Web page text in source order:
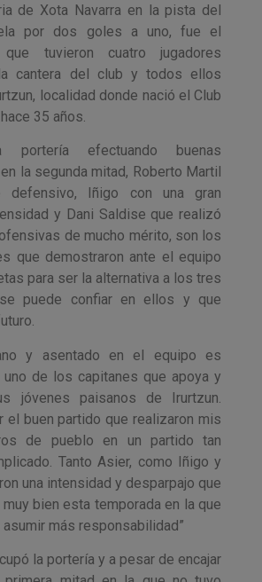
de Xota Navarra en la pista del
por dos goles a uno, fue el
que tuvieron cuatro jugadores
cantera del club y todos ellos
localidad donde nació el Club
35 años.
efectuando buenas
la segunda mitad, Roberto Martil
defensivo, Iñigo con una gran
y Dani Saldise que realizó
de mucho mérito, son los
que demostraron ante el equipo
para ser la alternativa a los tres
puede confiar en ellos y que
y asentado en el equipo es
uno de los capitanes que apoya y
jóvenes paisanos de Irurtzun.
el buen partido que realizaron mis
de pueblo en un partido tan
Tanto Asier, como Iñigo y
una intensidad y desparpajo que
bien esta temporada en la que
asumir más responsabilidad”
la portería y a pesar de encajar